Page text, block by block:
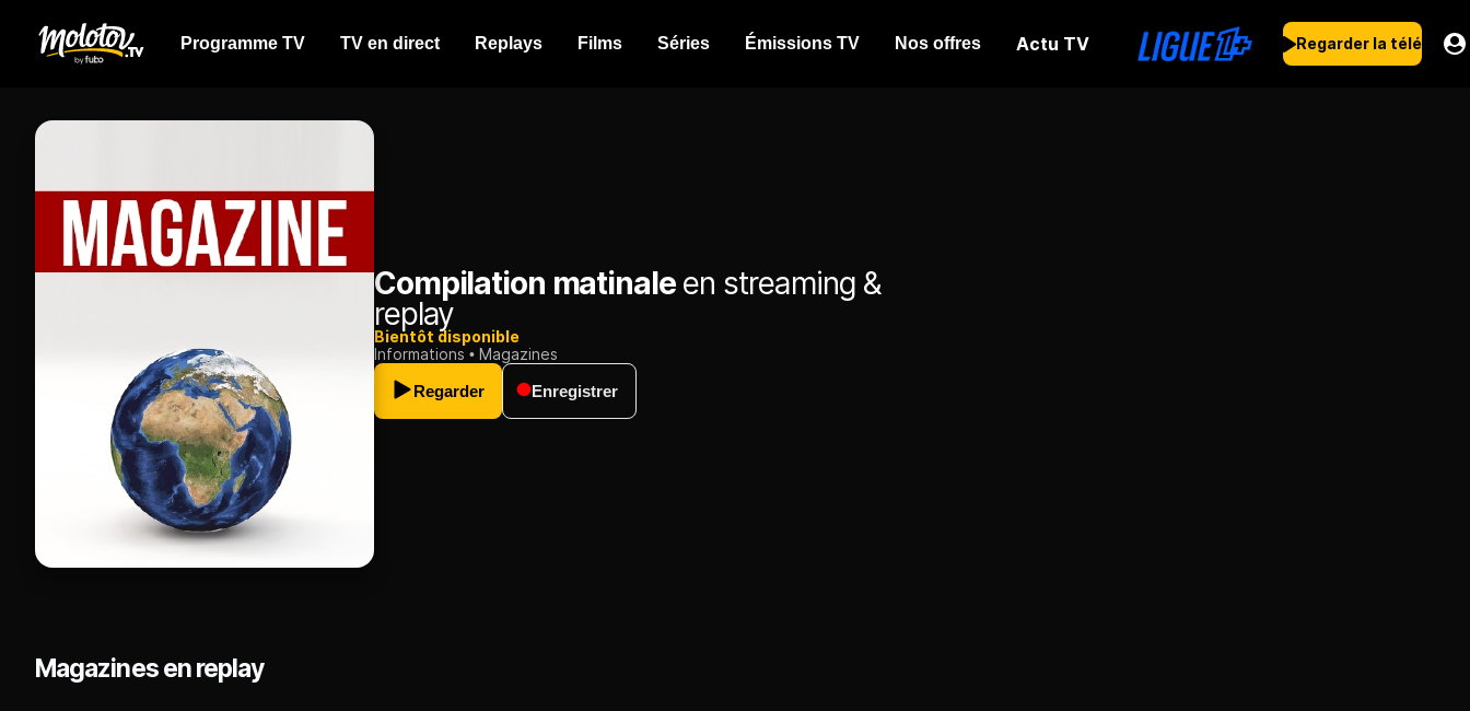
Programme TV TV en direct Replays Films Séries Émissions TV Nos offres Actu TV Regarder la télé
Compilation matinaleen streaming &
replay
Bientôt disponible
Informations
Magazines
Regarder
Enregistrer
Magazines en replay